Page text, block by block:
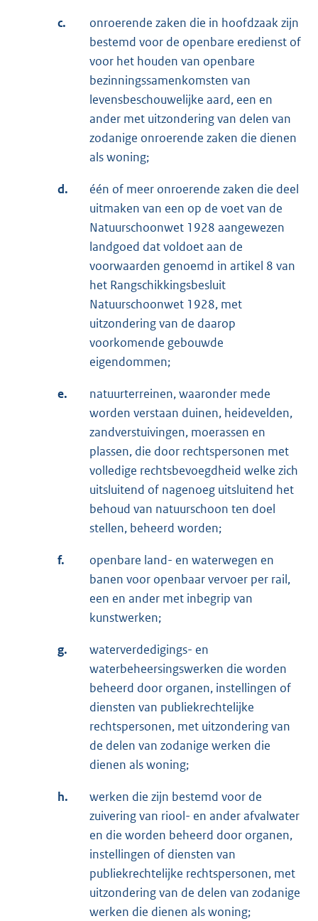
c.
onroerende zaken die in hoofdzaak zijn
bestemd voor de openbare eredienst of
voor het houden van openbare
bezinningssamenkomsten van
levensbeschouwelijke aard, een en
ander met uitzondering van delen van
zodanige onroerende zaken die dienen
als woning;
d.
één of meer onroerende zaken die deel
uitmaken van een op de voet van de
Natuurschoonwet 1928 aangewezen
landgoed dat voldoet aan de
voorwaarden genoemd in artikel 8 van
het Rangschikkingsbesluit
Natuurschoonwet 1928, met
uitzondering van de daarop
voorkomende gebouwde
eigendommen;
e.
natuurterreinen, waaronder mede
worden verstaan duinen, heidevelden,
zandverstuivingen, moerassen en
plassen, die door rechtspersonen met
volledige rechtsbevoegdheid welke zich
uitsluitend of nagenoeg uitsluitend het
behoud van natuurschoon ten doel
stellen, beheerd worden;
f.
openbare land- en waterwegen en
banen voor openbaar vervoer per rail,
een en ander met inbegrip van
kunstwerken;
g.
waterverdedigings- en
waterbeheersingswerken die worden
beheerd door organen, instellingen of
diensten van publiekrechtelijke
rechtspersonen, met uitzondering van
de delen van zodanige werken die
dienen als woning;
h.
werken die zijn bestemd voor de
zuivering van riool- en ander afvalwater
en die worden beheerd door organen,
instellingen of diensten van
publiekrechtelijke rechtspersonen, met
uitzondering van de delen van zodanige
werken die dienen als woning;